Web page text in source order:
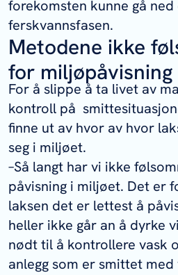
forekomsten kunne gå
ferskvannsfasen.
Metodene ikke
for miljøpåvisning
For å slippe å ta livet av
kontroll på
finne ut av hvor av hvor
seg i miljøet.
–Så langt har vi ikke
påvisning i miljøet. Det er
laksen det er lettest å
heller ikke går an å dyrke
nødt til å kontrollere vask
anlegg som er smittet